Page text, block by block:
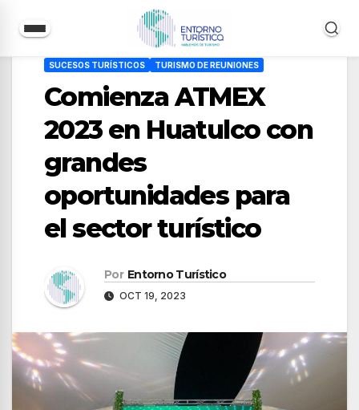
contenido
SUCESOS TURÍSTICOS TURISMO DE REUNIONES
Comienza ATMEX
2023 en Huatulco con
grandes
oportunidades para
el sector turístico
Por Entorno Turístico
OCT 19, 2023